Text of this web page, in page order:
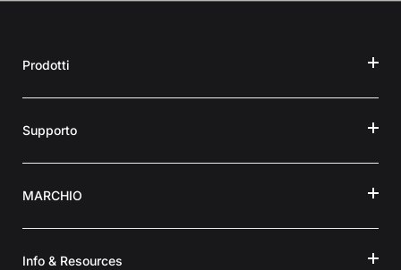
Prodotti
Supporto
MARCHIO
Info & Resources